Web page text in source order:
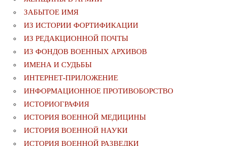
ЗАБЫТОЕ ИМЯ
ИЗ ИСТОРИИ ФОРТИФИКАЦИИ
ИЗ РЕДАКЦИОННОЙ ПОЧТЫ
ИЗ ФОНДОВ ВОЕННЫХ АРХИВОВ
ИМЕНА И СУДЬБЫ
ИНТЕРНЕТ-ПРИЛОЖЕНИЕ
ИНФОРМАЦИОННОЕ ПРОТИВОБОРСТВО
ИСТОРИОГРАФИЯ
ИСТОРИЯ ВОЕННОЙ МЕДИЦИНЫ
ИСТОРИЯ ВОЕННОЙ НАУКИ
ИСТОРИЯ ВОЕННОЙ РАЗВЕДКИ